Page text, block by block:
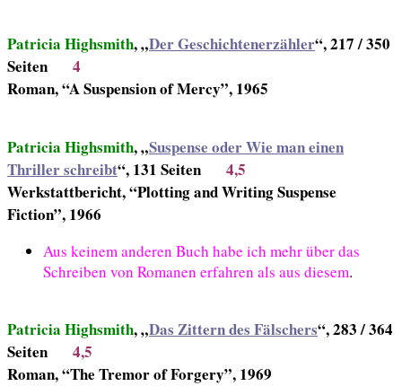
Patricia Highsmith, „Der Geschichtenerzähler“, 217 / 350
Seiten 4
Roman, “A Suspension of Mercy”, 1965
Patricia Highsmith, „Suspense oder Wie man einen
Thriller schreibt“, 131 Seiten 4,5
Werkstattbericht, “Plotting and Writing Suspense
Fiction”, 1966
Aus keinem anderen Buch habe ich mehr über das
Schreiben von Romanen erfahren als aus diesem.
Patricia Highsmith, „Das Zittern des Fälschers“, 283 / 364
Seiten 4,5
Roman, “The Tremor of Forgery”, 1969